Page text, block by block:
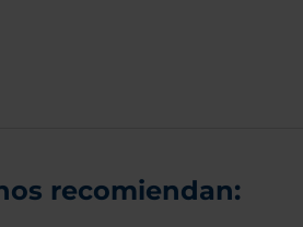
recomiendan: